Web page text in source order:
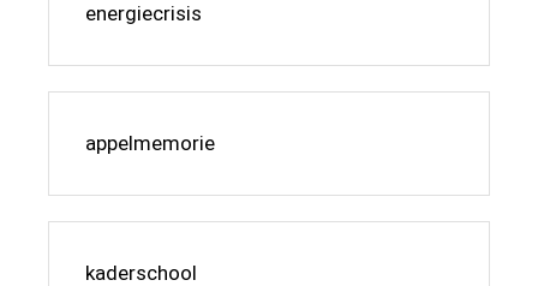
energiecrisis
appelmemorie
kaderschool